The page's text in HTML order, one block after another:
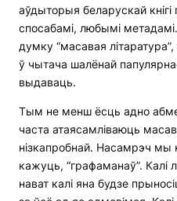
аўдыторыя беларускай
спосабамі, любымі
думку “масавая
ў чытача шалёнай
выдаваць.
Тым не менш ёсць адно
часта атаясамліваюць
нізкапробнай. Насамрэч
кажуць, “графаманаў”. Калі
нават калі яна будзе